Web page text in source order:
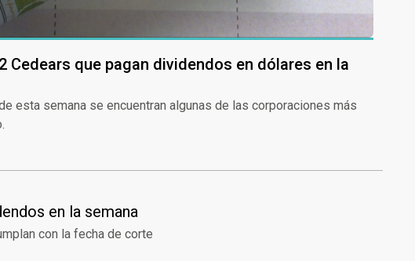
Cedears que pagan dividendos en dólares en la
esta semana se encuentran algunas de las corporaciones más
en la semana
con la fecha de corte